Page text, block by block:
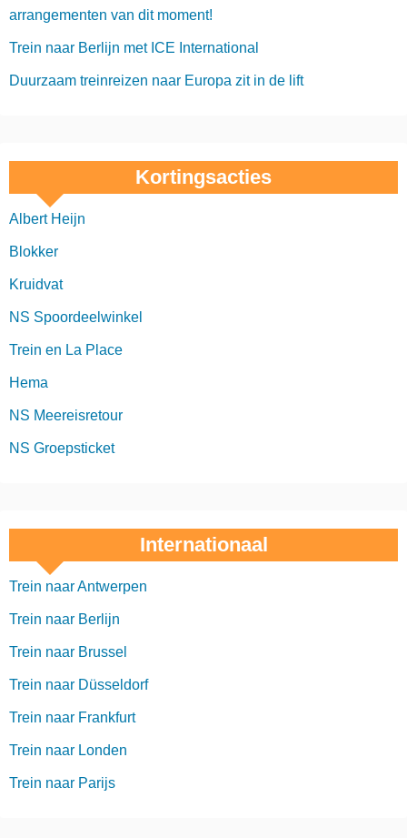
arrangementen van dit moment!
Trein naar Berlijn met ICE International
Duurzaam treinreizen naar Europa zit in de lift
Kortingsacties
Albert Heijn
Blokker
Kruidvat
NS Spoordeelwinkel
Trein en La Place
Hema
NS Meereisretour
NS Groepsticket
Internationaal
Trein naar Antwerpen
Trein naar Berlijn
Trein naar Brussel
Trein naar Düsseldorf
Trein naar Frankfurt
Trein naar Londen
Trein naar Parijs